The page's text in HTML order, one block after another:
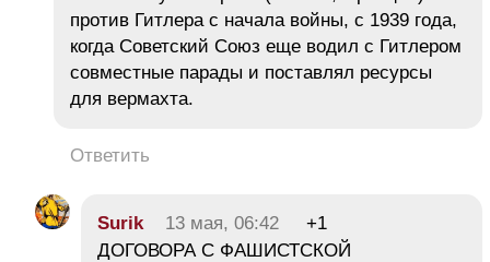
против Гитлера с начала войны, с 1939 года,
когда Советский Союз еще водил с Гитлером
совместные парады и поставлял ресурсы
для вермахта.
Ответить
Surik 13 мая, 06:42
+1
ДОГОВОРА С ФАШИСТСКОЙ